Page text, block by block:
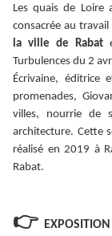
Les quais de Loire
consacrée au travail
la ville de Rabat
Turbulences du 2
Écrivaine, éditrice
promenades,
villes, nourrie de
architecture. Cette
réalisé en 2019 à
Rabat.
👉 EXPOSITION